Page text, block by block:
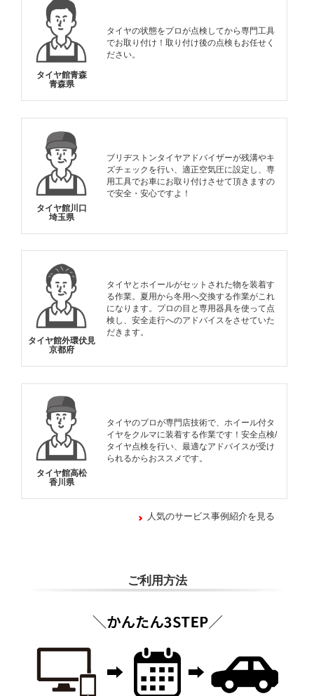
タイヤ館青森
青森県
タイヤの状態をプロが点検してから専門工具
でお取り付け！取り付け後の点検もお任せく
ださい。
タイヤ館川口
埼玉県
ブリヂストンタイヤアドバイザーが残溝やキ
ズチェックを行い、適正空気圧に設定し、専
用工具でお車にお取り付けさせて頂きますの
で安全・安心ですよ！
タイヤ館外環伏見
京都府
タイヤとホイールがセットされた物を装着す
る作業。夏用から冬用へ交換する作業がこれ
になります。プロの目と専用器具を使って点
検し、安全走行へのアドバイスをさせていた
だきます。
タイヤ館高松
香川県
タイヤのプロが専門店技術で、ホイール付タ
イヤをクルマに装着する作業です！安全点検/
タイヤ点検を行い、最適なアドバイスが受け
られるからおススメです。
人気のサービス事例紹介を見る
ご利用方法